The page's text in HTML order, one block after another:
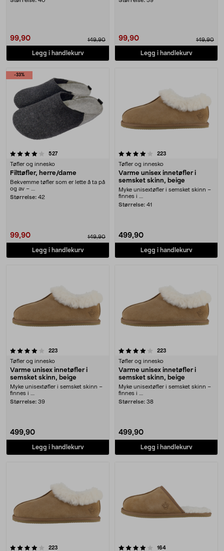
99,90 149,90
Legg i handlekurv
99,90 149,90
Legg i handlekurv
-33%
527anmeldelser
Tøfler og innesko
Filttøfler, herre/dame
Bekvemme tøfler som er lette å ta på
og av – ....
Størrelse: 42
99,90 149,90
Legg i handlekurv
4.0 av 5 stjerner 223
Tøfler og innesko
Varme unisex innetøfler i
semsket skinn, beige
Myke unisextøfler i semsket skinn –
finnes i ....
Størrelse: 41
499,90
Legg i handlekurv
223
Tøfler og innesko
Varme unisex innetøfler i
semsket skinn, beige
Myke unisextøfler i semsket skinn –
finnes i ....
Størrelse: 39
499,90
Legg i handlekurv
4.0 av 5 stjerner 223
Tøfler og innesko
Varme unisex innetøfler i
semsket skinn, beige
Myke unisextøfler i semsket skinn –
finnes i ....
Størrelse: 38
499,90
Legg i handlekurv
223
4.0 av 5 stjerner 164anmeldelser